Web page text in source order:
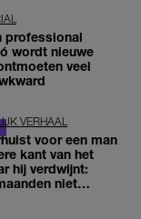
professional
wordt nieuwe
veel
VERHAAL
voor een man
kant van het
hij verdwijnt:
niet